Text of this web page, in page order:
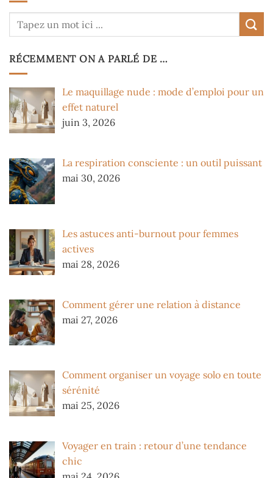
RÉCEMMENT ON A PARLÉ DE …
Le maquillage nude : mode d’emploi pour un
effet naturel
juin 3, 2026
La respiration consciente : un outil puissant
mai 30, 2026
Les astuces anti-burnout pour femmes
actives
mai 28, 2026
Comment gérer une relation à distance
mai 27, 2026
Comment organiser un voyage solo en toute
sérénité
mai 25, 2026
Voyager en train : retour d’une tendance
chic